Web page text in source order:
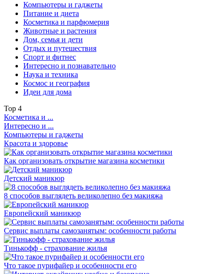
Компьютеры и гаджеты
Питание и диета
Косметика и парфюмерия
Животные и растения
Дом, семья и дети
Отдых и путешествия
Спорт и фитнес
Интересно и познавательно
Наука и техника
Космос и география
Идеи для дома
Top 4
Косметика и ...
Интересно и ...
Компьютеры и гаджеты
Красота и здоровье
Как организовать открытие магазина косметики
Детский маникюр
8 способов выглядеть великолепно без макияжа
Европейский маникюр
Сервис выплаты самозанятым: особенности работы
Тинькофф - страхование жилья
Что такое пурифайер и особенности его